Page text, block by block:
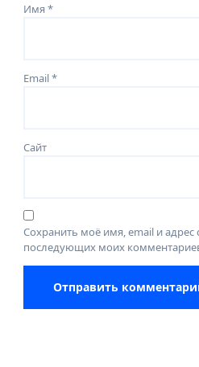
Имя*
Email*
Сайт
Сохранить моё имя, email и адрес
последующих моих